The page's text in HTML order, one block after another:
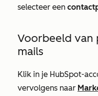
selecteer een
Voorbeeld van
mails
Klik in je HubSpot-
vervolgens naar